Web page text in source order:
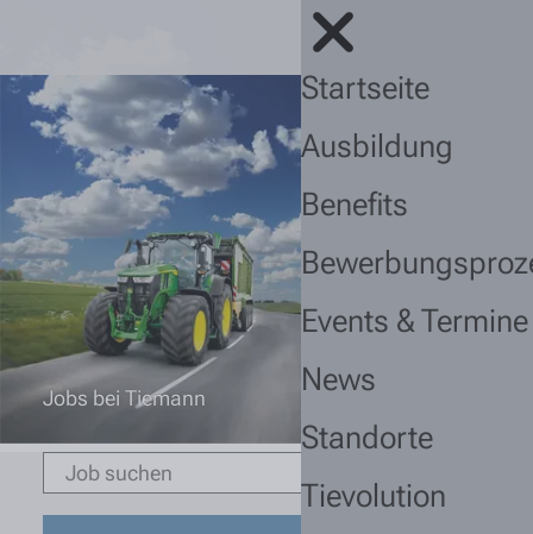
Startseite
Ausbildung
Benefits
Events & Termine
News
Standorte
Tievolution
Jobs bei Tiemann